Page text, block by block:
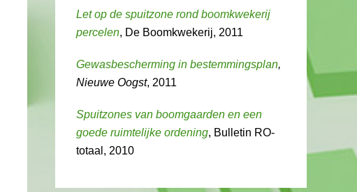
Let op de spuitzone rond boomkwekerij
percelen, De Boomkwekerij, 2011
Gewasbescherming in bestemmingsplan,
Nieuwe Oogst, 2011
Spuitzones van boomgaarden en een
goede ruimtelijke ordening, Bulletin RO-
totaal, 2010